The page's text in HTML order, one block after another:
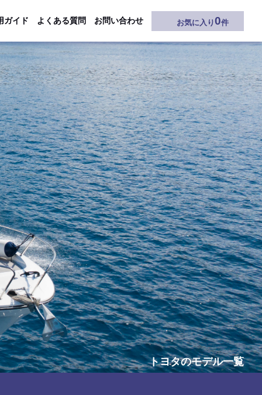
ガイド よくある質問 お問い合わせ お気に入り0件
トヨタのモデル一覧